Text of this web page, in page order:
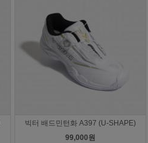
빅터 배드민턴화 A397 (U-SHAPE)
99,000원